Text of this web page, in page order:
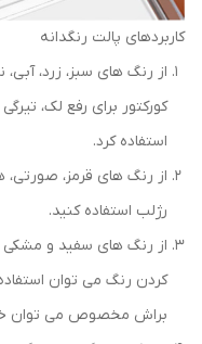
کاربردهای پالت رنگدانه
از رنگ های سبز، زرد،
کورکتور برای رفع لک،
استفاده کرد.
از رنگ های قرمز، صورتی،
رژلب استفاده کنید.
از رنگ های سفید و مشکی
کردن رنگ می توان استفاده
براش مخصوص می توان